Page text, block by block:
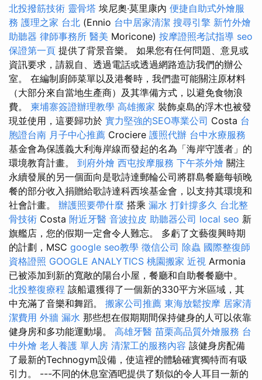
北投撥筋技術 靈骨塔 埃尼奧·莫里康內 便捷自助式外燴服
務 護理之家 台北 (Ennio 台中居家清潔 搜尋引擎 新竹外燴
助聽器 律師事務所 醫美 Moricone) 按摩證照考試指導 seo
保證第一頁 提供了背景音樂。 如果您有任何問題、意見或
資訊要求，請親自、透過電話或透過網路造訪我們的辦公
室。 在編制廚師菜單以及港餐時，我們盡可能關注原材料
（大部分來自當地生產商）及其準備方式，以避免食物浪
費。 柬埔寨簽證辦理教學 高雄搬家 裝飾桌島的浮木也被發
現並使用，這要歸功於 實力堅強的SEO專業公司 Costa 台
胞證台南 月子中心推薦 Crociere 護照代辦 台中水療服務
基金會為保護義大利海岸線而發起的名為「海岸守護者」的
環境教育計畫。 到府外燴 西屯按摩服務 下午茶外燴 關注
永續發展的另一個面向是歌詩達郵輪公司將群島餐廳每頓晚
餐的部分收入捐贈給歌詩達科西埃基金會，以支持其環境和
社會計畫。 辦護照要帶什麼 搭乘 漏水 打針撐多久 台北整
骨技術 Costa 附近牙醫 音波拉皮 助聽器公司 local seo 新
旗艦店，您的假期一定會令人難忘。 多虧了文藝復興時期
的計劃，MSC google seo教學 徵信公司 除蟲 國際整復師
資格證照 GOOGLE ANALYTICS 桃園搬家 近視 Armonia
已被添加到新的寬敞的陽台小屋，餐廳和自助餐餐廳中。
北投整復療程 該船還獲得了一個新的330平方米區域，其
中充滿了音樂和舞蹈。 搬家公司推薦 東海放鬆按摩 居家清
潔費用 外牆 漏水 那些想在假期期間保持健身的人可以依靠
健身房和多功能運動場。 高雄牙醫 苗栗高品質外燴服務 台
中外燴 老人養護 單人房 清潔工的服務內容 該健身房配備
了最新的Technogym設備，使這裡的體驗確實獨特而有吸
引力。 ---不同的休息室酒吧提供了類似的令人耳目一新的